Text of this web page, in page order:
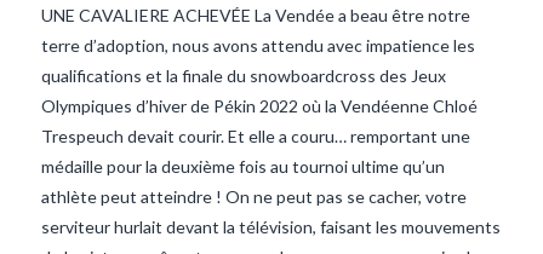
UNE CAVALIERE ACHEVÉE La Vendée a beau être notre
terre d’adoption, nous avons attendu avec impatience les
qualifications et la finale du snowboardcross des Jeux
Olympiques d’hiver de Pékin 2022 où la Vendéenne Chloé
Trespeuch devait courir. Et elle a couru… remportant une
médaille pour la deuxième fois au tournoi ultime qu’un
athlète peut atteindre ! On ne peut pas se cacher, votre
serviteur hurlait devant la télévision, faisant les mouvements